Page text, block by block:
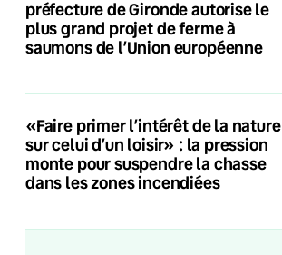
préfecture de Gironde autorise le
plus grand projet de ferme à
saumons de l’Union européenne
«Faire primer l’intérêt de la nature
sur celui d’un loisir» : la pression
monte pour suspendre la chasse
dans les zones incendiées